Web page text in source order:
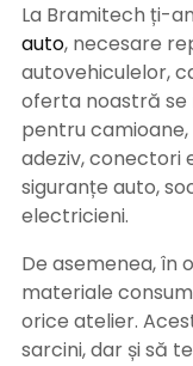
La Bramitech ți-
auto, necesare
autovehiculelor,
oferta noastră se
pentru
adeziv, conectori
siguranțe auto,
electricieni.
De asemenea, în
materiale
orice atelier.
sarcini, dar și să